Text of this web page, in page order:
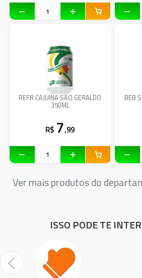
REFR CAJUINA SÃO GERALDO
350ML
R$ 7,99
BEB
Ver mais produtos do
ISSO PODE TE